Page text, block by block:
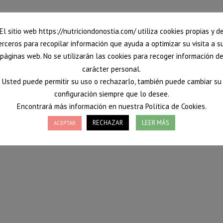
sitio web https://nutriciondonostia.com/ utiliza cookies propias y de
para recopilar información que ayuda a optimizar su visita a
páginas web. No se utilizarán las cookies para recoger información de
carácter personal.
Usted puede permitir su uso o rechazarlo, también puede cambiar su
configuración siempre que lo desee.
Encontrará más información en nuestra Política de Cookies.
ACEPTAR RECHAZAR LEER MÁS